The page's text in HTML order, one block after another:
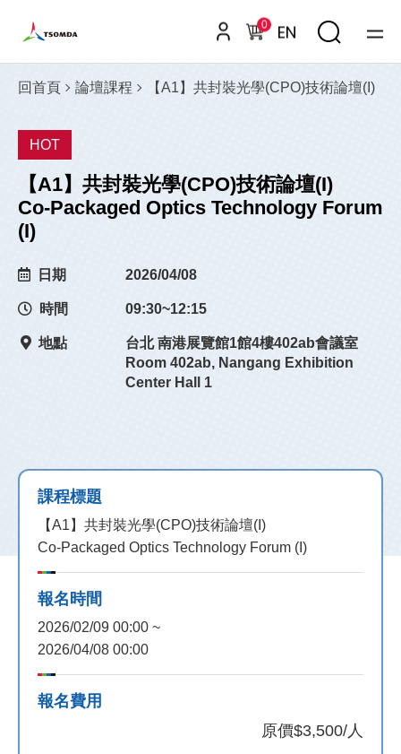
0 EN
回首頁 論壇課程 【A1】共封裝光學(CPO)技術論壇(I)
HOT
【A1】共封裝光學(CPO)技術論壇(I)
Co-Packaged Optics Technology Forum
(I)
日期 2026/04/08
時間 09:30~12:15
地點
台北 南港展覽館1館4樓402ab會議室
Room 402ab, Nangang Exhibition
Center Hall 1
課程標題
【A1】共封裝光學(CPO)技術論壇(I)
Co-Packaged Optics Technology Forum (I)
報名時間
2026/02/09 00:00 ~
2026/04/08 00:00
報名費用
原價$3,500/人